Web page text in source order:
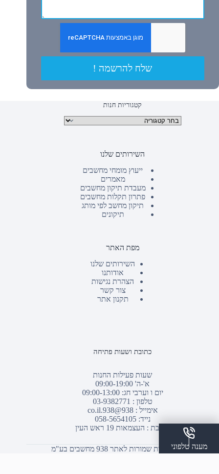
שלח להרשמה !
קטגוריות חנות
קטגוריות מוצרים
השירותים שלנו
ייעוץ מומחי מחשבים
מאמרים
מעבדת תיקון מחשבים
פתרון תקלות מחשבים
תיקון מחשב לפי מותג
תיקונים
מפת האתר
השירותים שלנו
אודותנו
הצהרת נגישות
צור קשר
תקנון אתר
כתובת ושעות פתיחה
שעות פעילות החנות
א'-ה' 09:00-19:00
יום ו וערבי חג: 09:00-13:00
טלפון : 03-9382771
אימייל :938@938.co.il
נייד: 058-5654105
כתובת : העצמאות 19 ראש העין
© כל הזכויות שמורות לאתר 938 מחשבים בע"מ
מענה טלפוני